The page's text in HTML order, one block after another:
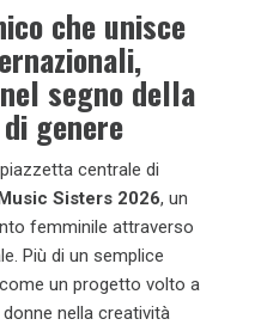
che unisce
segno della
genere
centrale di
Sisters 2026, un
femminile attraverso
Più di un semplice
un progetto volto a
nella creatività